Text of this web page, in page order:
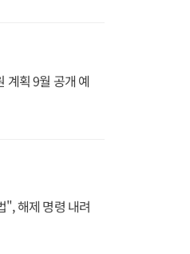
계획 9월 공개 예
", 해제 명령 내려